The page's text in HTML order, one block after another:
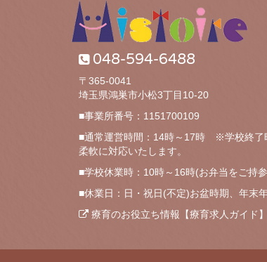
048-594-6488
〒365-0041
埼玉県鴻巣市小松3丁目10-20
■事業所番号：1151700109
■通常運営時間：14時～17時 ※学校終了
柔軟に対応いたします。
■学校休業時：10時～16時(お弁当をご持
■休業日：日・祝日(不定)お盆時期、年末
療育のお役立ち情報【療育求人ガイド】